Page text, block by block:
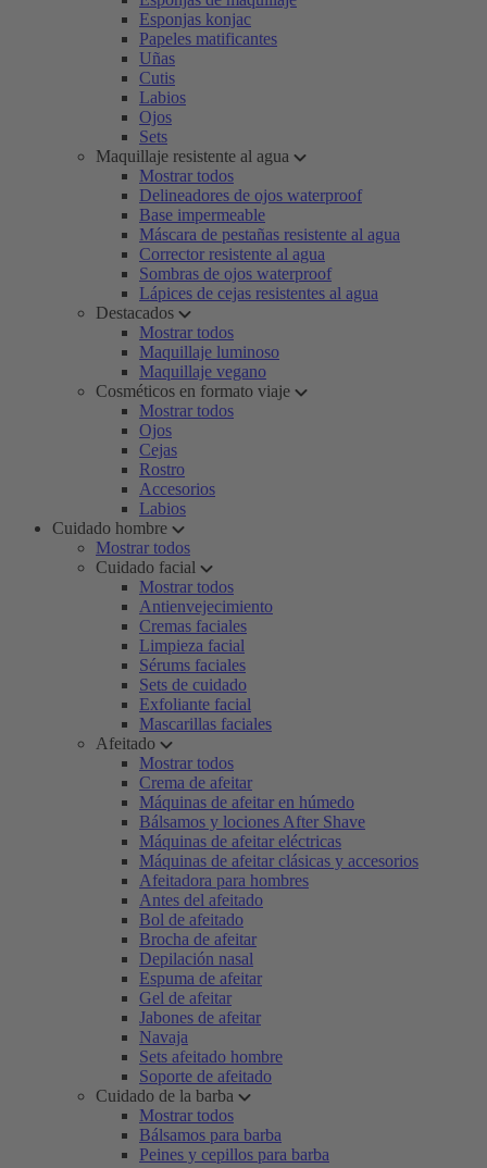
Esponjas konjac
Papeles matificantes
Uñas
Cutis
Labios
Ojos
Sets
Maquillaje resistente al agua
Mostrar todos
Delineadores de ojos waterproof
Base impermeable
Máscara de pestañas resistente al agua
Corrector resistente al agua
Sombras de ojos waterproof
Lápices de cejas resistentes al agua
Destacados
Mostrar todos
Maquillaje luminoso
Maquillaje vegano
Cosméticos en formato viaje
Mostrar todos
Ojos
Cejas
Rostro
Accesorios
Labios
Cuidado hombre
Mostrar todos
Cuidado facial
Mostrar todos
Antienvejecimiento
Cremas faciales
Limpieza facial
Sérums faciales
Sets de cuidado
Exfoliante facial
Mascarillas faciales
Afeitado
Mostrar todos
Crema de afeitar
Máquinas de afeitar en húmedo
Bálsamos y lociones After Shave
Máquinas de afeitar eléctricas
Máquinas de afeitar clásicas y accesorios
Afeitadora para hombres
Antes del afeitado
Bol de afeitado
Brocha de afeitar
Depilación nasal
Espuma de afeitar
Gel de afeitar
Jabones de afeitar
Navaja
Sets afeitado hombre
Soporte de afeitado
Cuidado de la barba
Mostrar todos
Bálsamos para barba
Peines y cepillos para barba